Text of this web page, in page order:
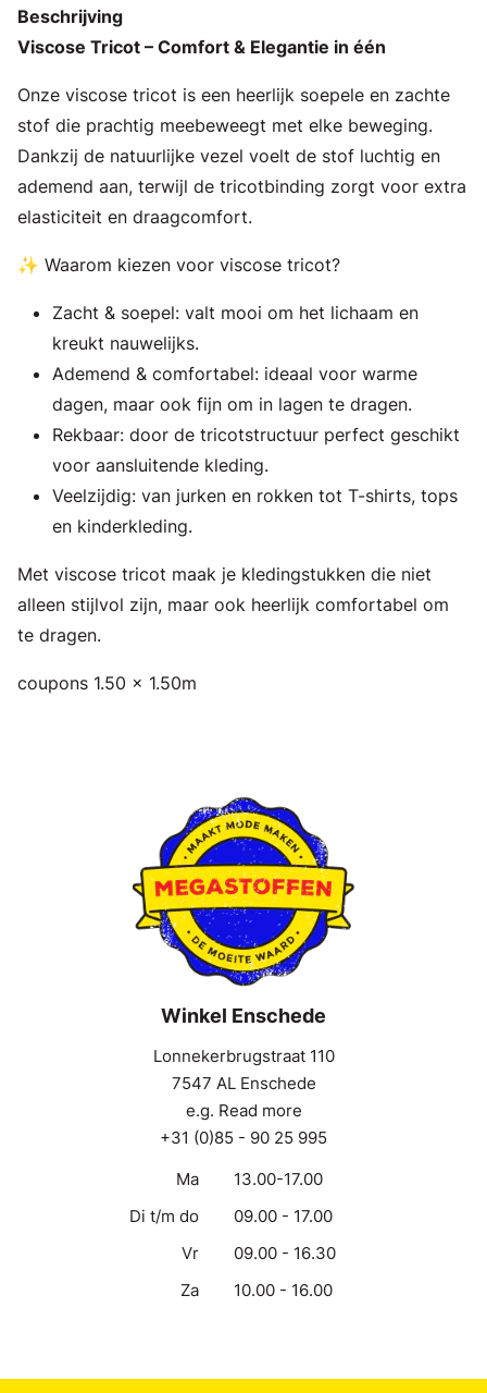
Beschrijving
Viscose Tricot – Comfort & Elegantie in één
Onze viscose tricot is een heerlijk soepele en zachte
stof die prachtig meebeweegt met elke beweging.
Dankzij de natuurlijke vezel voelt de stof luchtig en
ademend aan, terwijl de tricotbinding zorgt voor extra
elasticiteit en draagcomfort.
✨ Waarom kiezen voor viscose tricot?
Zacht & soepel: valt mooi om het lichaam en
kreukt nauwelijks.
Ademend & comfortabel: ideaal voor warme
dagen, maar ook fijn om in lagen te dragen.
Rekbaar: door de tricotstructuur perfect geschikt
voor aansluitende kleding.
Veelzijdig: van jurken en rokken tot T-shirts, tops
en kinderkleding.
Met viscose tricot maak je kledingstukken die niet
alleen stijlvol zijn, maar ook heerlijk comfortabel om
te dragen.
coupons 1.50 x 1.50m
Winkel Enschede
Lonnekerbrugstraat 110
7547 AL Enschede
e.g. Read more
+31 (0)85 - 90 25 995
Ma
13.00-17.00
Di t/m do
09.00 - 17.00
Vr
09.00 - 16.30
Za
10.00 - 16.00